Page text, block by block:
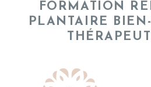
FORMATION
PLANTAIRE